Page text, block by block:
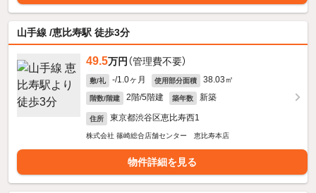
山手線 /恵比寿駅 徒歩3分
49.5万円 （管理費不要）
敷/礼 -/1.0ヶ月 使用部分面積 38.03㎡
階数/階建 2階/5階建 築年数 新築
住所 東京都渋谷区恵比寿西1
株式会社 篠崎総合店舗センター 恵比寿本店
物件詳細を見る